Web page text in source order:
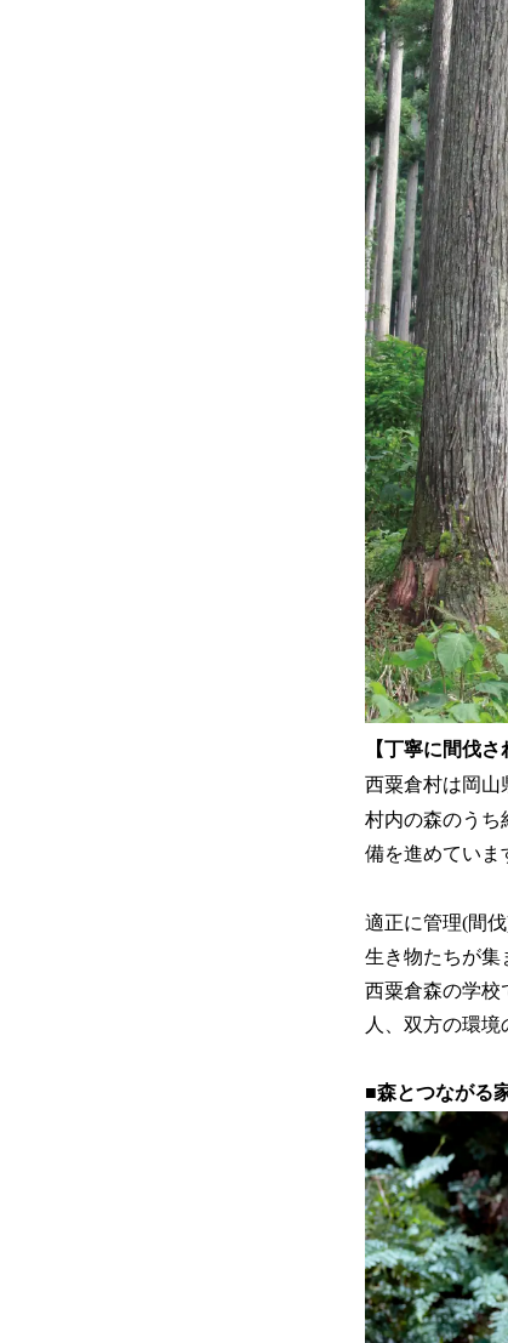
【丁寧に間伐
西粟倉村は岡山
村内の森のうち
備を進めていま
適正に管理(間
生き物たちが集
西粟倉森の学校
人、双方の環境
■森とつながる